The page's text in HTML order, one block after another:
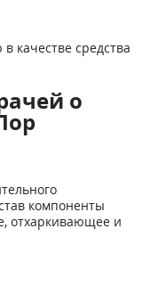
качестве средства
о
компоненты
отхаркивающее и